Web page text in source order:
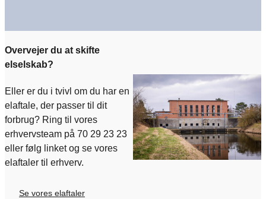
Overvejer du at skifte
elselskab?
Eller er du i tvivl om du har en
elaftale, der passer til dit
forbrug? Ring til vores
erhvervsteam på 70 29 23 23
eller følg linket og se vores
elaftaler til erhverv.
Se vores elaftaler